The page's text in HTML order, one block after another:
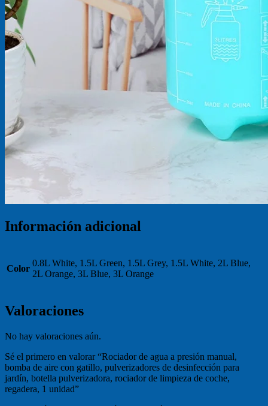
Información adicional
Color
0.8L White, 1.5L Green, 1.5L Grey, 1.5L White, 2L Blue,
2L Orange, 3L Blue, 3L Orange
Valoraciones
No hay valoraciones aún.
Sé el primero en valorar “Rociador de agua a presión manual,
bomba de aire con gatillo, pulverizadores de desinfección para
jardín, botella pulverizadora, rociador de limpieza de coche,
regadera, 1 unidad”